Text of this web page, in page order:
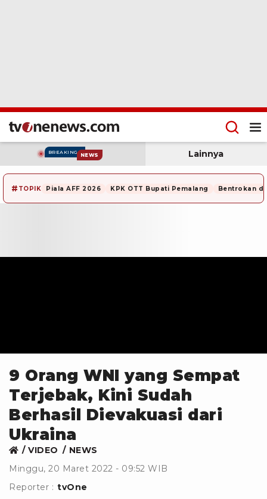
BREAKING NEWS Lainnya
# TOPIK Piala AFF 2026 KPK OTT Bupati Pemalang Bentrokan di
9 Orang WNI yang Sempat
Terjebak, Kini Sudah
Berhasil Dievakuasi dari
Ukraina
VIDEO
NEWS
Minggu, 20 Maret 2022 - 09:52 WIB
Reporter : tvOne